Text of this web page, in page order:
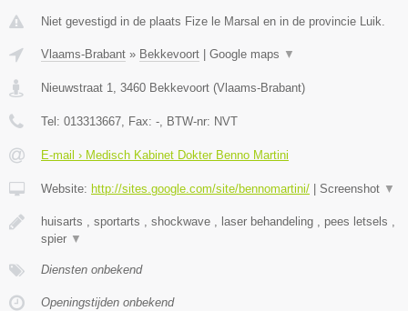
Niet gevestigd in de plaats Fize le Marsal en in de provincie Luik.
Vlaams-Brabant » Bekkevoort Google maps ▼
Nieuwstraat 1 3460 Bekkevoort (Vlaams-Brabant)
Tel: 013313667 , Fax: - , BTW-nr: NVT
E-mail › Medisch Kabinet Dokter Benno Martini
Website: http://sites.google.com/site/bennomartini/ Screenshot ▼
huisarts , sportarts , shockwave , laser behandeling , pees letsels ,
spier ▼
Diensten onbekend
Openingstijden onbekend